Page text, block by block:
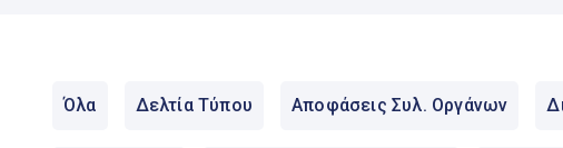
Όλα Δελτία Τύπου Αποφάσεις Συλ. Οργάνων